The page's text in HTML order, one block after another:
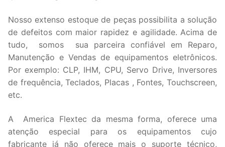
Nosso extenso estoque de peças possibilita a solução
de defeitos com maior rapidez e agilidade. Acima de
tudo, somos sua parceira confiável em Reparo,
Manutenção e Vendas de equipamentos eletrônicos.
Por exemplo: CLP, IHM, CPU, Servo Drive, Inversores
de frequência, Teclados, Placas , Fontes, Touchscreen,
etc.
A America Flextec da mesma forma, oferece uma
atenção especial para os equipamentos cujo
fabricante já não oferece mais o suporte técnico,